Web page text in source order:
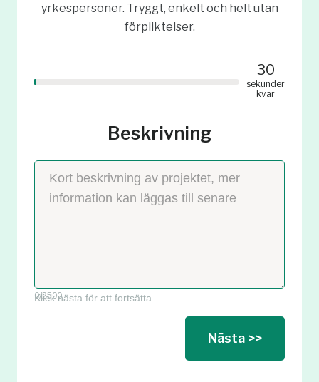
yrkespersoner. Tryggt, enkelt och helt utan
förpliktelser.
30
sekunder
kvar
Beskrivning
0/2500
Klick nästa för att fortsätta
Nästa >>